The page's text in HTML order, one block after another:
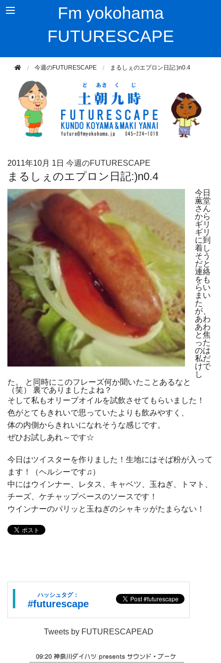
Fm yokohama
FUTURESCAPE
今週のFUTURESCAPE まるしぇのエプロン日記:)n0.4
2011年10月 1日 今週のFUTURESCAPE
まるしぇのエプロン日記:)n0.4
今日
薫堂
さん
から
ギリ
ギリ
に到
着し
そう
だと
連絡
をも
らい
まい
た
が、
あわ
あわ
と焦
った
のは
私だ
けで
し
た。 と同時にこのフレーズ何か聞いたことあるなと
（笑） 裏でありましたよね？
そして私もオリーブオイルを試飲させてもらいました！
色がとてもきれいで思っていたよりも飲みやすく、
体の内側からきれいになれそうな感じです。
ぜひお試しあれ～です☆
今日はツイスターを作りました！生地にはそば粉が入って
ます！（ヘルシーです♫）
中にはウインナー、レタス、キャベツ、玉ねぎ、トマト、
チーズ、ケチャップベースのソースです！
ウインナーのパリッと玉ねぎのシャキッがたまらない！
ハッシュタグ：
#futurescape
Tweets by FUTURESCAPEAD